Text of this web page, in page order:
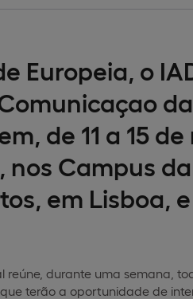
Europeia, o
de 11 a 15
Campus
em Lisboa,
reúne, durante uma semana,
terão a oportunidade de